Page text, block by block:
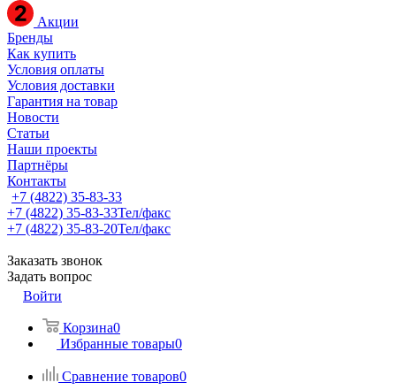
Акции
Бренды
Как купить
Условия оплаты
Условия доставки
Гарантия на товар
Новости
Статьи
Наши проекты
Партнёры
Контакты
+7 (4822) 35-83-33
+7 (4822) 35-83-33Тел/факс
+7 (4822) 35-83-20Тел/факс
Заказать звонок
Задать вопрос
Войти
Корзина0
Избранные товары0
Сравнение товаров0